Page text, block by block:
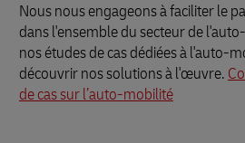
Nous nous engageons à faciliter le
dans l'ensemble du secteur de
nos études de cas dédiées à l'auto-
découvrir nos solutions à l'œuvre.
de cas sur l’auto-mobilité